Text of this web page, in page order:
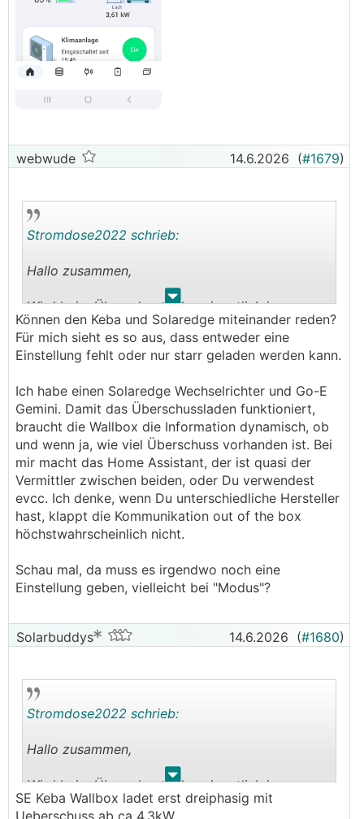
webwude 14.6.2026 (#1679)
. .
Stromdose2022 schrieb:
Hallo zusammen,
Wird beim Überschussladen eigentlich immer
"aufgefüllt" ?
Oder gibt es da gesonderte Einstellungen die ich
noch nicht entdeckt habe ?
sich aber den "Rest" im Netz.
Aktiviere ich die Batterie holt er den Rest
daraus.
Einphasig eingestellt mit der SolarEdge Keba
p30.
Dynamisch bis runter auf 1,4kw geht das nicht ?
Grüße Michael
Können den Keba und Solaredge miteinander reden?
Für mich sieht es so aus, dass entweder eine
Einstellung fehlt oder nur starr geladen werden kann.
Ich habe einen Solaredge Wechselrichter und Go-E
Gemini. Damit das Überschussladen funktioniert,
braucht die Wallbox die Information dynamisch, ob
und wenn ja, wie viel Überschuss vorhanden ist. Bei
mir macht das Home Assistant, der ist quasi der
Vermittler zwischen beiden, oder Du verwendest
evcc. Ich denke, wenn Du unterschiedliche Hersteller
hast, klappt die Kommunikation out of the box
höchstwahrscheinlich nicht.
Schau mal, da muss es irgendwo noch eine
Einstellung geben, vielleicht bei "Modus"?
Solarbuddys 14.6.2026 (#1680)
. .
Stromdose2022 schrieb:
Hallo zusammen,
Wird beim Überschussladen eigentlich immer
"aufgefüllt" ?
SE Keba Wallbox ladet erst dreiphasig mit
Ueberschuss ab ca 4,3kW